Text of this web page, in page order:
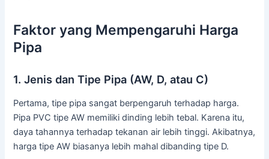
Faktor yang Mempengaruhi Harga
Pipa
1. Jenis dan Tipe Pipa (AW, D, atau C)
Pertama, tipe pipa sangat berpengaruh terhadap harga.
Pipa PVC tipe AW memiliki dinding lebih tebal. Karena itu,
daya tahannya terhadap tekanan air lebih tinggi. Akibatnya,
harga tipe AW biasanya lebih mahal dibanding tipe D.